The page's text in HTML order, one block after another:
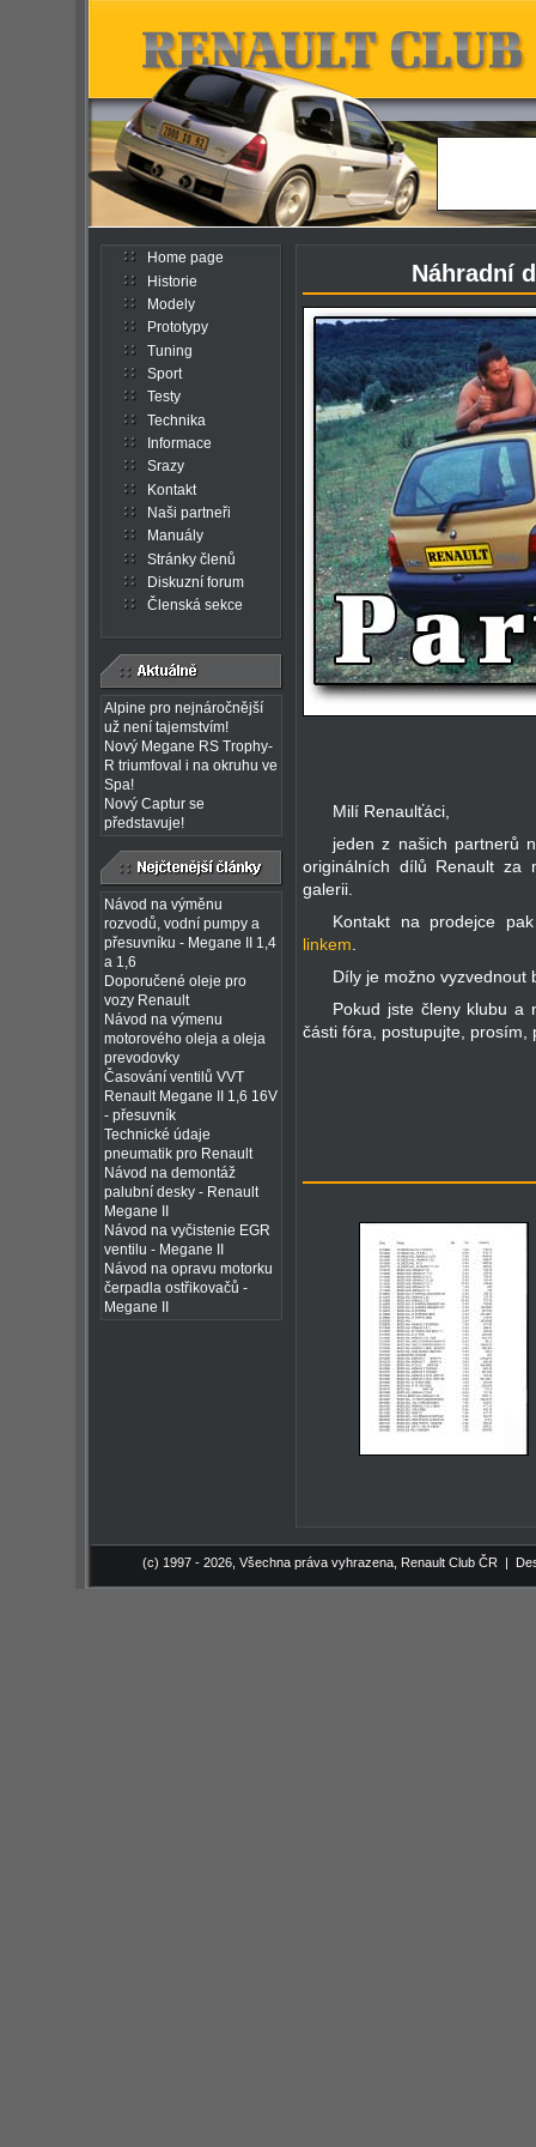
Home page
Historie
Modely
Prototypy
Tuning
Sport
Testy
Technika
Informace
Srazy
Kontakt
Naši partneři
Manuály
Stránky členů
Diskuzní forum
Členská sekce
Alpine pro nejnáročnější
už není tajemstvím!
Nový Megane RS Trophy-
R triumfoval i na okruhu ve
Spa!
Nový Captur se
představuje!
Návod na výměnu
rozvodů, vodní pumpy a
přesuvníku - Megane II 1,4
a 1,6
Doporučené oleje pro
vozy Renault
Návod na výmenu
motorového oleja a oleja
prevodovky
Časování ventilů VVT
Renault Megane II 1,6 16V
- přesuvník
Technické údaje
pneumatik pro Renault
Návod na demontáž
palubní desky - Renault
Megane II
Návod na vyčistenie EGR
ventilu - Megane II
Návod na opravu motorku
čerpadla ostřikovačů -
Megane II
Náhradní
Milí Renaulťáci,
jeden z našich partnerů
originálních dílů Renault za
galerii.
Kontakt na prodejce
linkem
Díly je možno vyzvednout
Pokud jste členy klubu a
části fóra, postupujte, prosím,
(c) 1997 - 2026, Všechna práva vyhrazena, Renault Club ČR |